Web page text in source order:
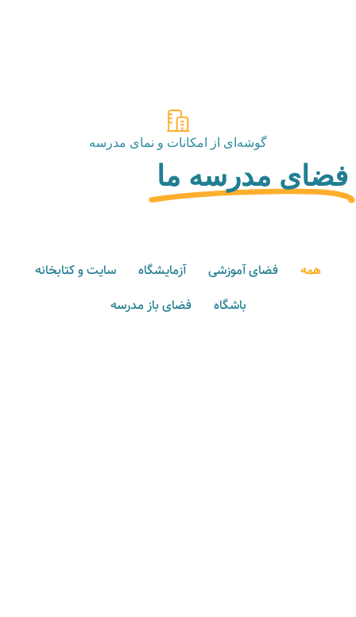
گوشه‌ای از امکانات و نمای مدرسه
فضای مدرسه ما
همه فضای آموزشی آزمایشگاه
سایت و کتابخانه
باشگاه
فضای باز مدرسه